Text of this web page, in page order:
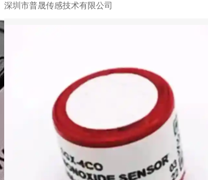
深圳市普晟传感技术有限公司